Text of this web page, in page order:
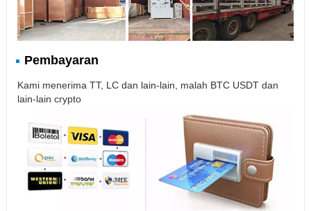
Pembayaran
Kami menerima TT, LC dan lain-lain, malah BTC USDT dan
lain-lain crypto